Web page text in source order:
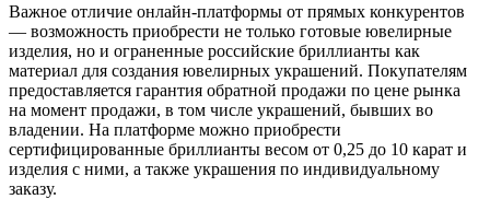
Важное отличие онлайн-платформы от прямых конкурентов
— возможность приобрести не только готовые ювелирные
изделия, но и ограненные российские бриллианты как
материал для создания ювелирных украшений. Покупателям
предоставляется гарантия обратной продажи по цене рынка
на момент продажи, в том числе украшений, бывших во
владении. На платформе можно приобрести
сертифицированные бриллианты весом от 0,25 до 10 карат и
изделия с ними, а также украшения по индивидуальному
заказу.